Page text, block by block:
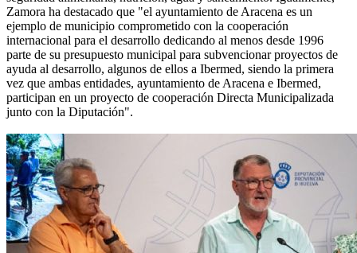
Zamora ha destacado que "el ayuntamiento de Aracena es un
ejemplo de municipio comprometido con la cooperación
internacional para el desarrollo dedicando al menos desde 1996
parte de su presupuesto municipal para subvencionar proyectos de
ayuda al desarrollo, algunos de ellos a Ibermed, siendo la primera
vez que ambas entidades, ayuntamiento de Aracena e Ibermed,
participan en un proyecto de cooperación Directa Municipalizada
junto con la Diputación".